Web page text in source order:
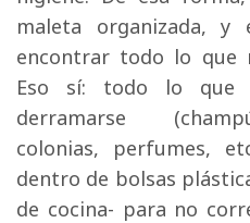
maleta organizada,
encontrar todo lo que
Eso sí: todo lo que
derramarse
colonias, perfumes,
dentro de bolsas
de cocina- para no